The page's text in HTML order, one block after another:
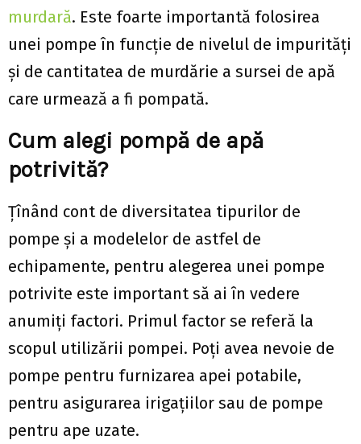
murdară. Este foarte importantă folosirea
unei pompe în funcție de nivelul de impurități
și de cantitatea de murdărie a sursei de apă
care urmează a fi pompată.
Cum alegi pompă de apă
potrivită?
Țînând cont de diversitatea tipurilor de
pompe și a modelelor de astfel de
echipamente, pentru alegerea unei pompe
potrivite este important să ai în vedere
anumiți factori. Primul factor se referă la
scopul utilizării pompei. Poți avea nevoie de
pompe pentru furnizarea apei potabile,
pentru asigurarea irigațiilor sau de pompe
pentru ape uzate.